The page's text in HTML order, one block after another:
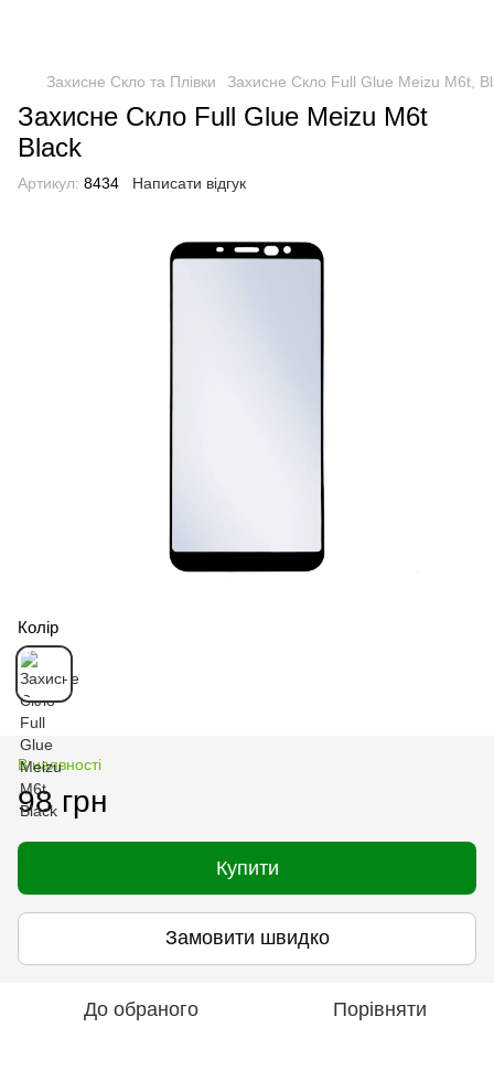
Захисне Скло та Плівки Захисне Скло Full Glue Meizu M6t,
Захисне Скло Full Glue Meizu M6t
Black
Артикул: 8434 Написати відгук
Колір
В наявності
98 грн
Купити
Замовити швидко
До обраного Порівняти